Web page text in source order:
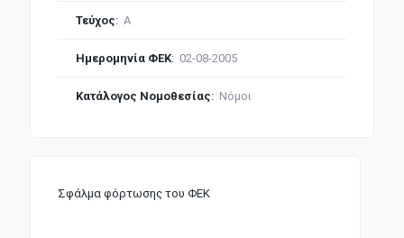
Σφάλμα φόρτωσης του ΦΕΚ
Τεύχος: Α
Ημερομηνία ΦΕΚ: 02-08-2005
Κατάλογος Νομοθεσίας: Νόμοι